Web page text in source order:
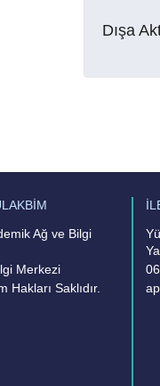
Dışa
Ağ ve Bilgi
Merkezi
Hakları Saklıdır.